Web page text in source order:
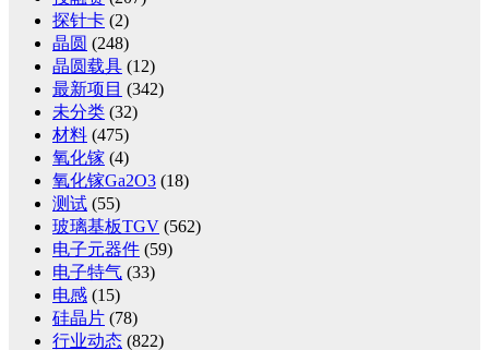
探针卡 (2)
晶圆 (248)
晶圆载具 (12)
最新项目 (342)
未分类 (32)
材料 (475)
氧化镓 (4)
氧化镓Ga2O3 (18)
测试 (55)
玻璃基板TGV (562)
电子元器件 (59)
电子特气 (33)
电感 (15)
硅晶片 (78)
行业动态 (822)